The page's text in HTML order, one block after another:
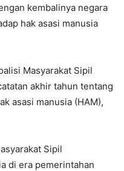
kembalinya negara
hak asasi manusia
Masyarakat Sipil
akhir tahun tentang
asasi manusia (HAM),
Sipil
di era pemerintahan